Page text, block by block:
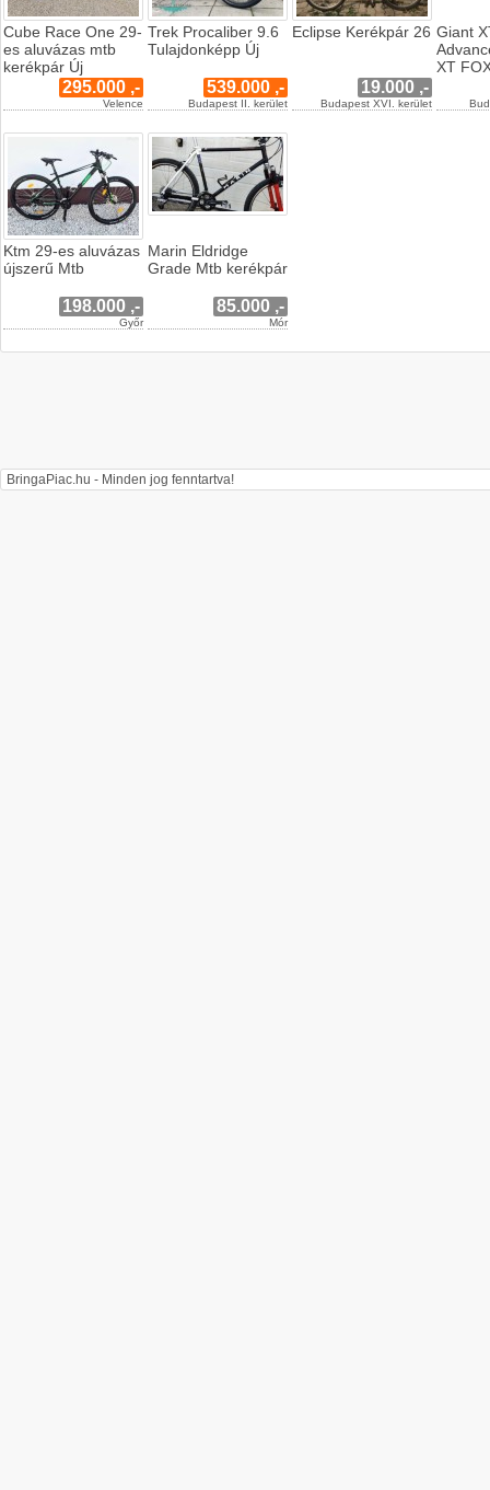
Cube Race One 29-
es aluvázas mtb
kerékpár Új
295.000 ,-
Velence
Trek Procaliber 9.6
Tulajdonképp Új
539.000 ,-
Budapest II. kerület
Eclipse Kerékpár 26
19.000 ,-
Budapest XVI. kerület
Giant
XT
Ktm 29-es aluvázas
újszerű Mtb
198.000 ,-
Győr
Marin Eldridge
Grade Mtb kerékpár
85.000 ,-
Mór
BringaPiac.hu - Minden jog fenntartva!